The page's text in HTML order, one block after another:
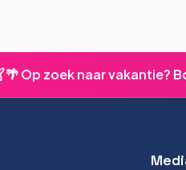
🌴 Op zoek naar vakantie?